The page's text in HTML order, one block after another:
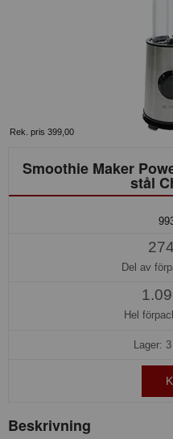
Rek. pris 399,00
Smoothie Maker
stål
Del av
Hel
Lager:
Beskrivning